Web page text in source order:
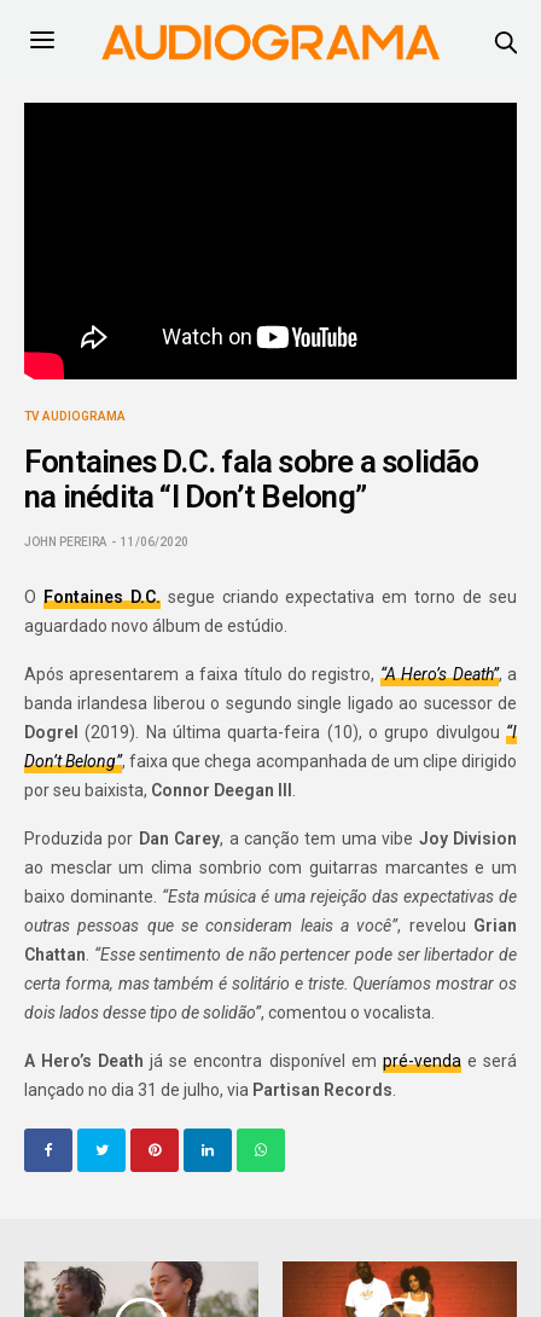
TV AUDIOGRAMA
Fontaines D.C. fala sobre a solidão
na inédita “I Don’t Belong”
JOHN PEREIRA 11/06/2020
O Fontaines D.C.segue criando expectativa em torno de seu
aguardado novo álbum de estúdio.
Após apresentarem a faixa título do registro, “A Hero’s Death”, a
banda irlandesa liberou o segundo single ligado ao sucessor de
Dogrel (2019). Na última quarta-feira (10), o grupo divulgou “I
Don’t Belong”, faixa que chega acompanhada de um clipe dirigido
por seu baixista, Connor Deegan III .
Produzida por Dan Carey, a canção tem uma vibe Joy Division
ao mesclar um clima sombrio com guitarras marcantes e um
baixo dominante. “Esta música é uma rejeição das expectativas de
outras pessoas que se consideram leais a você”, revelou Grian
Chattan. “Esse sentimento de não pertencer pode ser libertador de
certa forma, mas também é solitário e triste. Queríamos mostrar os
dois lados desse tipo de solidão”, comentou o vocalista.
A Hero’s Death já se encontra disponível em pré-vendae será
lançado no dia 31 de julho, via Partisan Records.